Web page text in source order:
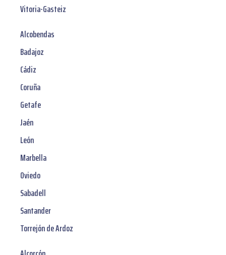
Vitoria-Gasteiz
Alcobendas
Badajoz
Cádiz
Coruña
Getafe
Jaén
León
Marbella
Oviedo
Sabadell
Santander
Torrejón de Ardoz